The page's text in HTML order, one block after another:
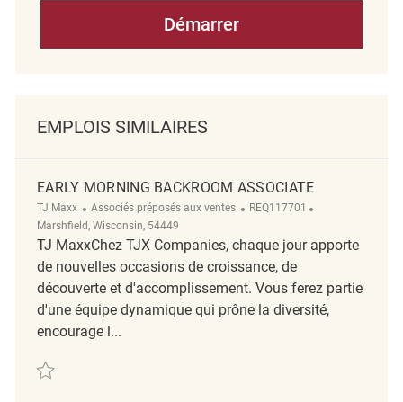
Démarrer
EMPLOIS SIMILAIRES
EARLY MORNING BACKROOM ASSOCIATE
TJ Maxx Catégorie
Associés préposés aux ventes ReqId
REQ117701
Marshfield, Wisconsin, 54449
TJ MaxxChez TJX Companies, chaque jour apporte
de nouvelles occasions de croissance, de
découverte et d'accomplissement. Vous ferez partie
d'une équipe dynamique qui prône la diversité,
encourage l...
Sauvegarder Early Morning Backroom Associate REQ117701